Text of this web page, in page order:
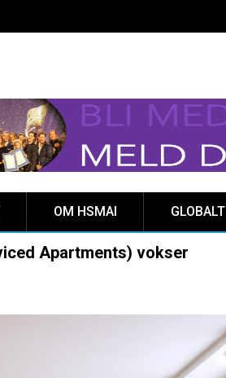
The HUB
OM HSMAI GLOBALT
Apartments) vokser